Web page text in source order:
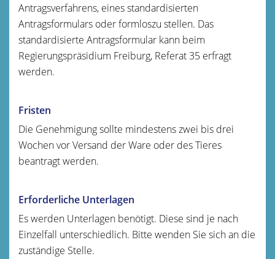
Antragsverfahrens, eines standardisierten
Antragsformulars oder formloszu stellen. Das
standardisierte Antragsformular kann beim
Regierungspräsidium Freiburg, Referat 35 erfragt
werden.
Fristen
Die Genehmigung sollte mindestens zwei bis drei
Wochen vor Versand der Ware oder des Tieres
beantragt werden.
Erforderliche Unterlagen
Es werden Unterlagen benötigt. Diese sind je nach
Einzelfall unterschiedlich. Bitte wenden Sie sich an die
zuständige Stelle.